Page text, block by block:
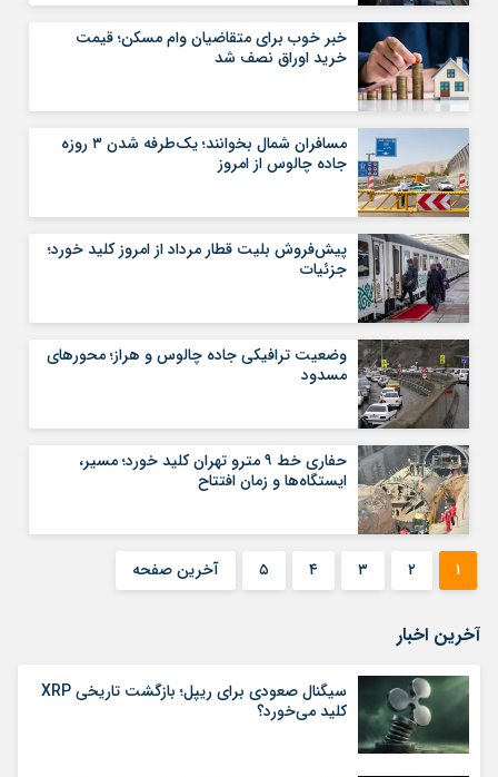
خبر خوب برای متقاضیان وام مسکن؛ قیمت
خرید اوراق نصف شد
مسافران شمال بخوانند؛ یک‌طرفه شدن ۳ روزه
جاده چالوس از امروز
پیش‌فروش بلیت قطار مرداد از امروز کلید خورد؛
جزئیات
وضعیت ترافیکی جاده چالوس و هراز؛ محورهای
مسدود
حفاری خط ۹ مترو تهران کلید خورد؛ مسیر،
ایستگاه‌ها و زمان افتتاح
۱ ۲ ۳ ۴ ۵ آخرین صفحه
آخرین اخبار
سیگنال صعودی برای ریپل؛ بازگشت تاریخی XRP
کلید می‌خورد؟